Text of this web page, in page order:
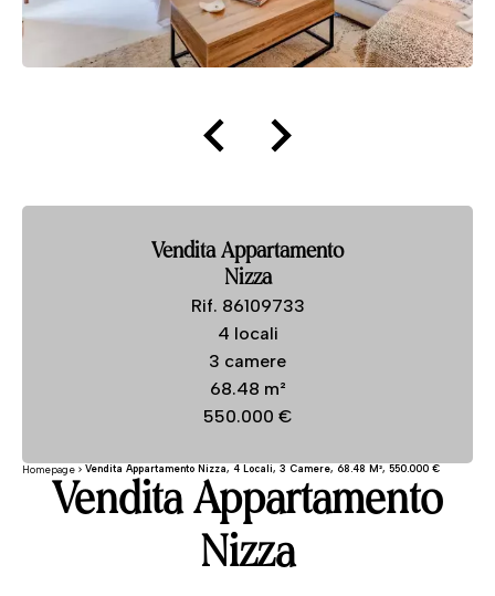
Vendita Appartamento
Nizza
Rif. 86109733
4 locali
3 camere
68.48 m²
550.000 €
Homepage Vendita Appartamento Nizza, 4 Locali, 3 Camere, 68.48 M², 550.000 €
Vendita Appartamento
Nizza